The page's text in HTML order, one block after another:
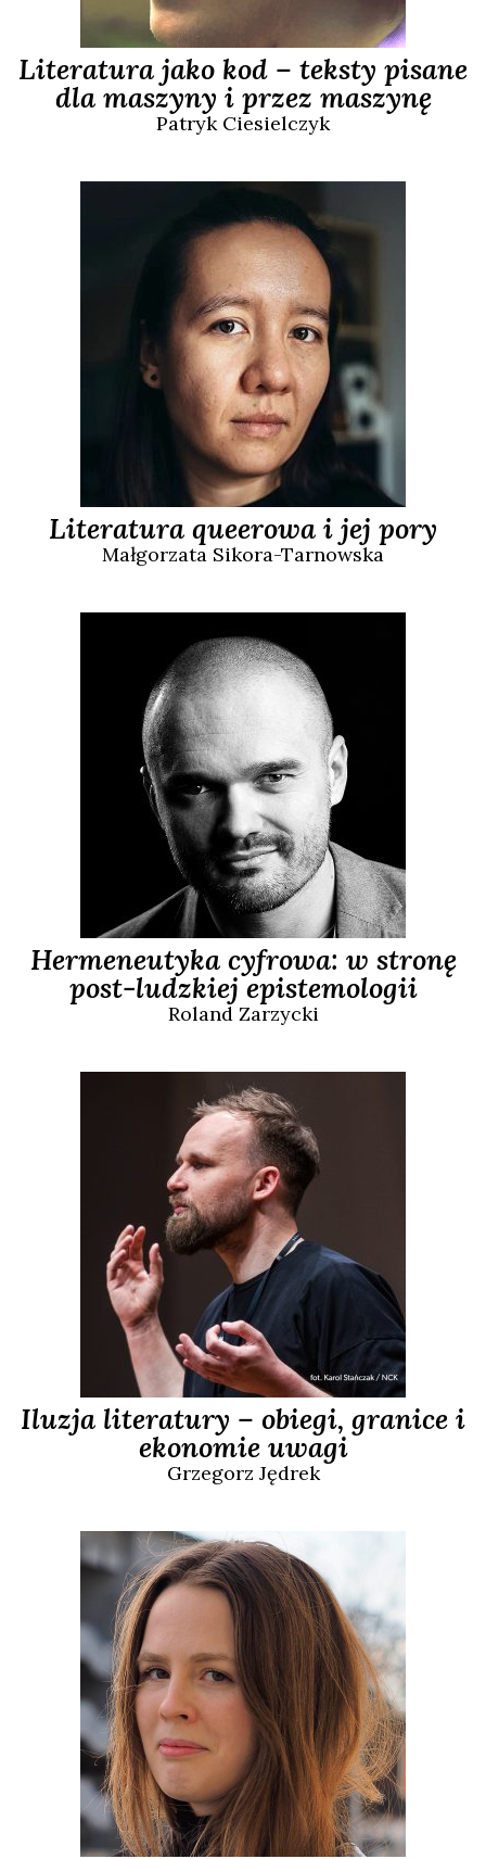
Literatura jako kod – teksty pisane
dla maszyny i przez maszynę
PatrykCiesielczyk
Literatura queerowa i jej pory
Małgorzata Sikora-Tarnowska
Hermeneutyka cyfrowa: w stronę
post-ludzkiej epistemologii
RolandZarzycki
Iluzja literatury – obiegi, granice i
ekonomie uwagi
Grzegorz Jędrek